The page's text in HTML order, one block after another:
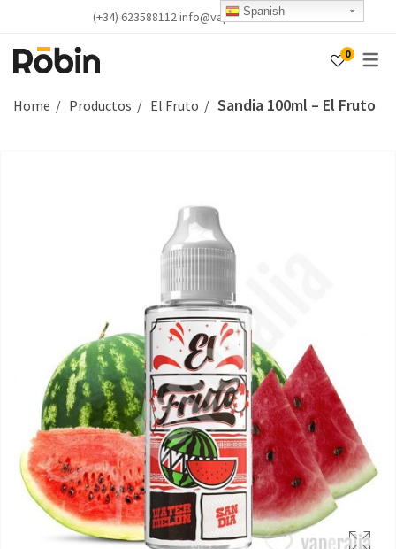
(+34) 623588112 info@vapealicante.com
0
Home Productos El Fruto Sandia 100ml – El Fruto
Spanish